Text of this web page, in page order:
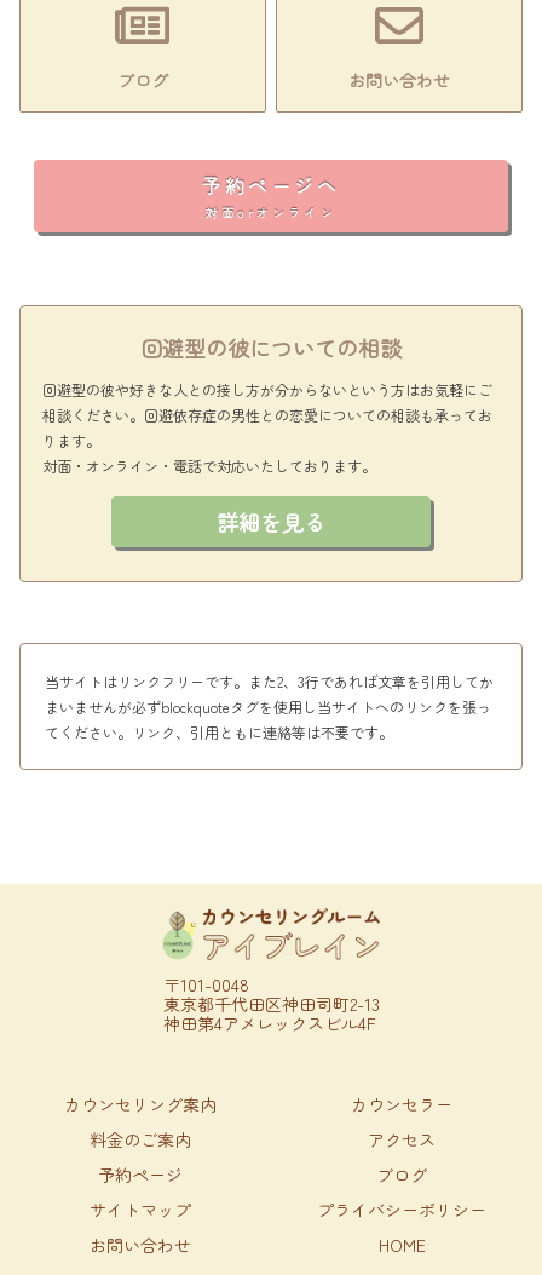
ブログ お問い合わせ
予約ページへ
対面orオンライン
回避型の彼についての相談
回避型の彼や好きな人との接し方が分からないという方はお気軽にご
相談ください。回避依存症の男性との恋愛についての相談も承ってお
ります。
対面・オンライン・電話で対応いたしております。
詳細を見る
当サイトはリンクフリーです。また2、3行であれば文章を引用してか
まいませんが必ずblockquoteタグを使用し当サイトへのリンクを張っ
てください。リンク、引用ともに連絡等は不要です。
〒101-0048
東京都千代田区神田司町2-13
神田第4アメレックスビル4F
カウンセリング案内
カウンセラー
料金のご案内
アクセス
予約ページ
ブログ
サイトマップ
プライバシーポリシー
お問い合わせ
HOME